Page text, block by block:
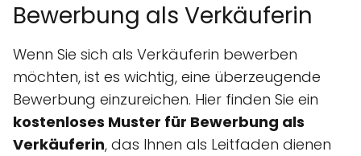
Bewerbung als Verkäuferin
Wenn Sie sich als Verkäuferin bewerben
möchten, ist es wichtig, eine überzeugende
Bewerbung einzureichen. Hier finden Sie ein
kostenloses Muster für Bewerbung als
Verkäuferin, das Ihnen als Leitfaden dienen